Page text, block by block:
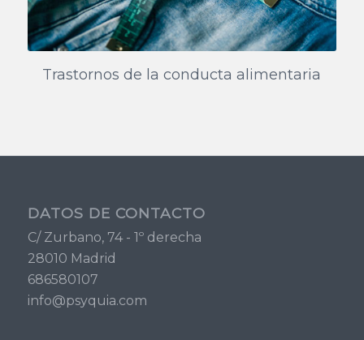
Trastornos de la conducta alimentaria
DATOS DE CONTACTO
C/ Zurbano, 74 - 1º derecha
28010 Madrid
686580107
info@psyquia.com